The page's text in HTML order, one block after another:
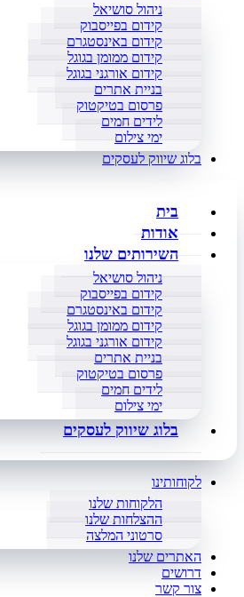
ניהול סושיאל
קידום בפייסבוק
קידום באינסטגרם
קידום ממומן בגוגל
קידום אורגני בגוגל
בניית אתרים
פרסום בטיקטוק
לידים חמים
ימי צילום
בלוג שיווק לעסקים
בית
אודות
השירותים שלנו
ניהול סושיאל
קידום בפייסבוק
קידום באינסטגרם
קידום ממומן בגוגל
קידום אורגני בגוגל
בניית אתרים
פרסום בטיקטוק
לידים חמים
ימי צילום
בלוג שיווק לעסקים
לקוחותינו
הלקוחות שלנו
ההצלחות שלנו
סרטוני המלצה
האתרים שלנו
דרושים
צור קשר